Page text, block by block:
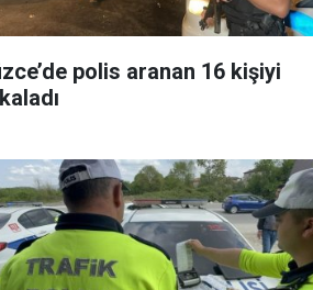
polis aranan 16 kişiyi